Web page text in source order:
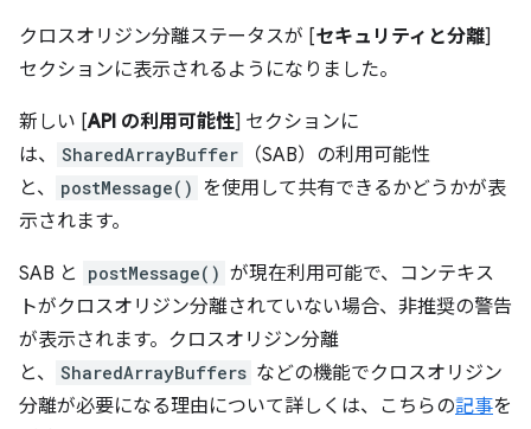
クロスオリジン分離ステータスが [セキュリティと分離]
セクションに表示されるようになりました。
新しい [API の利用可能性] セクションに
は、
SharedArrayBuffer
（SAB）の利用可能性
と、
postMessage() を使用して共有できるかどうかが表
示されます。
SAB と postMessage() が現在利用可能で、コンテキス
トがクロスオリジン分離されていない場合、非推奨の警告
が表示されます。クロスオリジン分離
と、
SharedArrayBuffers などの機能でクロスオリジン
分離が必要になる理由について詳しくは、こちらの記事を